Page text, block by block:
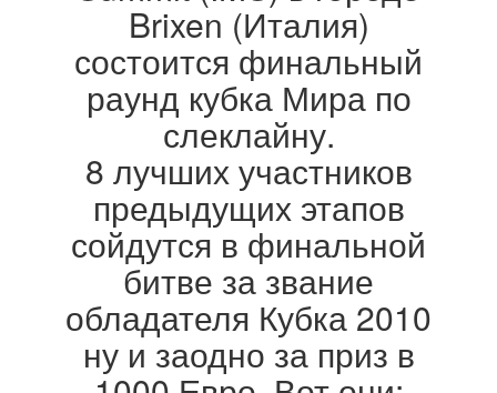
Brixen (Италия)
состоится финальный
раунд кубка Мира по
слеклайну.
8 лучших участников
предыдущих этапов
сойдутся в финальной
битве за звание
обладателя Кубка 2010
ну и заодно за приз в